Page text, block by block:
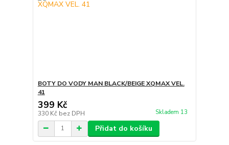
BOTY DO VODY MAN BLACK/BEIGE XQMAX VEL.
41
399 Kč
330 Kč bez DPH Skladem 13
Přidat do košíku